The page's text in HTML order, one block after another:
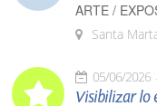
ARTE /
Santa
05/06/2026
Visibilizar lo